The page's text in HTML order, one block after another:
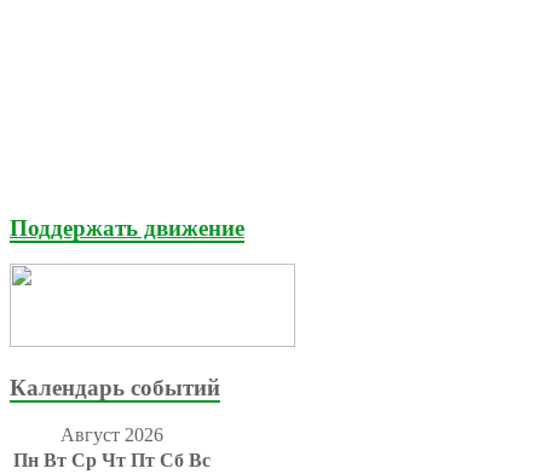
Поддержать движение
Календарь событий
Август 2026
Пн Вт Ср Чт Пт Сб Вс